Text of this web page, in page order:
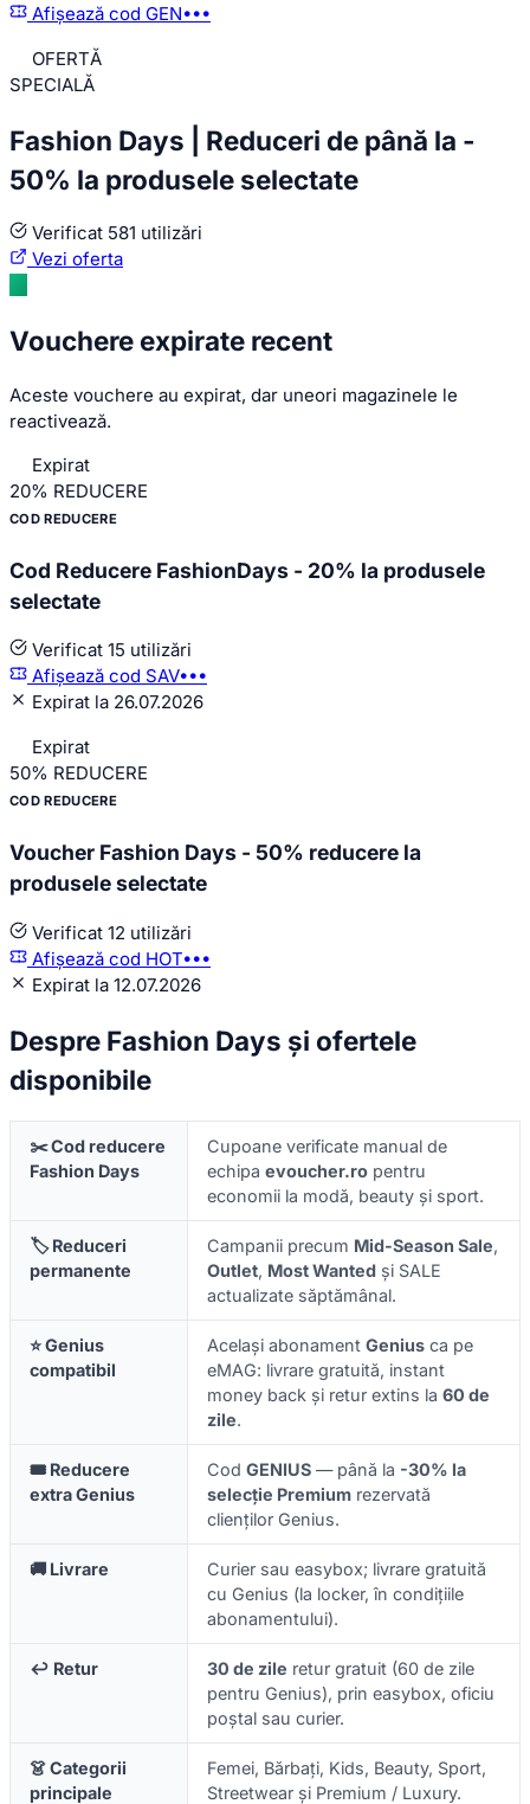
Afișează cod GEN•••
OFERTĂ
SPECIALĂ
Fashion Days | Reduceri de până la -
50% la produsele selectate
Verificat 581 utilizări
Vezi oferta
Vouchere expirate recent
Aceste vouchere au expirat, dar uneori magazinele le
reactivează.
Expirat
20% REDUCERE
COD REDUCERE
Cod Reducere FashionDays - 20% la produsele
selectate
Verificat 15 utilizări
Afișează cod SAV•••
Expirat la 26.07.2026
Expirat
50% REDUCERE
COD REDUCERE
Voucher Fashion Days - 50% reducere la
produsele selectate
Verificat 12 utilizări
Afișează cod HOT•••
Expirat la 12.07.2026
Despre Fashion Days și ofertele
disponibile
✂️ Cod reducere
Fashion Days
Cupoane verificate manual de
echipa evoucher.ro pentru
economii la modă, beauty și sport.
🏷️ Reduceri
permanente
Campanii precum Mid-Season Sale,
Outlet, Most Wanted și SALE
actualizate săptămânal.
⭐ Genius
compatibil
Același abonament Genius ca pe
eMAG: livrare gratuită, instant
money back și retur extins la 60 de
zile.
🎟️ Reducere
extra Genius
Cod GENIUS — până la -30% la
selecție Premium rezervată
clienților Genius.
🚚 Livrare
Curier sau easybox; livrare gratuită
cu Genius (la locker, în condițiile
abonamentului).
↩️ Retur 30 de zile retur gratuit (60 de zile
pentru Genius), prin easybox, oficiu
poștal sau curier.
👗 Categorii
principale
Femei, Bărbați, Kids, Beauty, Sport,
Streetwear și Premium / Luxury.